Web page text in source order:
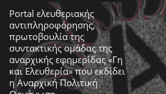
Portal ελευθεριακής
αντιπληροφόρησης,
πρωτοβουλία της
συντακτικής ομάδας της
αναρχικής εφημερίδας «Γη
και Ελευθερία» που εκδίδει
ηΑναρχική Πολιτική